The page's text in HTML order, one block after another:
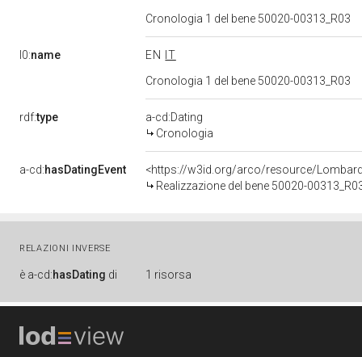
Cronologia 1 del bene 50020-00313_R03
l0:name EN
IT
Cronologia 1 del bene 50020-00313_R03
rdf:type
a-cd:Dating
Cronologia
a-cd:hasDatingEvent
<https://w3id.org/arco/resource/
Realizzazione del bene 50020-
RELAZIONI INVERSE
è a-cd:hasDating di 1 risorsa